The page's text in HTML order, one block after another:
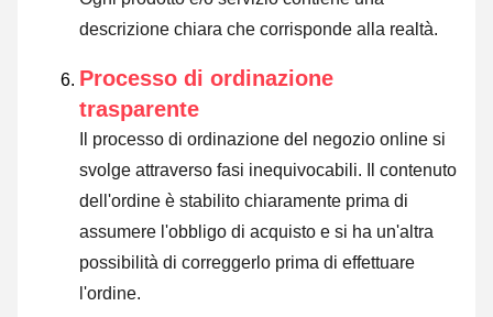
descrizione chiara che corrisponde alla realtà.
Processo di ordinazione
trasparente
Il processo di ordinazione del negozio online si
svolge attraverso fasi inequivocabili. Il contenuto
dell'ordine è stabilito chiaramente prima di
assumere l'obbligo di acquisto e si ha un'altra
possibilità di correggerlo prima di effettuare
l'ordine.